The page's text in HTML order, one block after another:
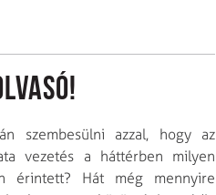
szembesülni azzal, hogy az
vezetés a háttérben milyen
érintett? Hát még mennyire